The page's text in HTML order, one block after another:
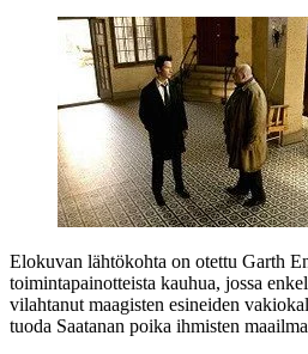
Elokuvan lähtökohta on otettu Garth
toimintapainotteista kauhua, jossa
vilahtanut maagisten esineiden
tuoda Saatanan poika ihmisten